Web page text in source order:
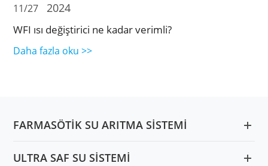
11/27 2024
WFI ısı değiştirici ne kadar verimli?
Daha fazla oku >>
FARMASÖTIK SU ARITMA SISTEMI
ULTRA SAF SU SISTEMI